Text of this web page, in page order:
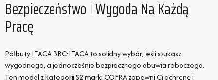
Bezpieczeństwo I Wygoda Na Każdą
Pracę
Półbuty ITACA BRC-ITACA to solidny wybór, jeśli szukasz
wygodnego, a jednocześnie bezpiecznego obuwia roboczego.
Ten model z kategorii S2 marki COFRA zapewni Ci ochronę i